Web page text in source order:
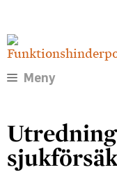
innehåll
Meny